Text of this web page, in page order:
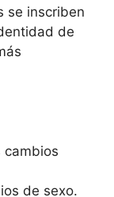
se inscriben
de
cambios
de sexo.